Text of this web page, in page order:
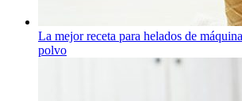
La mejor receta para helados de
polvo